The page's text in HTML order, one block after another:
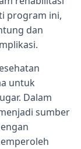
program ini,
dan
untuk
Dalam
sumber